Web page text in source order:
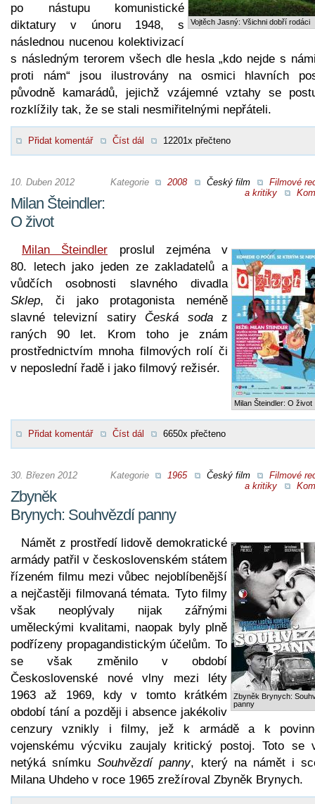
Vojtěch Jasný: Všichni dobří rodáci
po nástupu komunistické
diktatury v únoru 1948, s
následnou nucenou kolektivizací
s následným terorem všech dle hesla „kdo nejde s
proti nám“ jsou ilustrovány na osmici hlavních
původně kamarádů, jejichž vzájemné vztahy se
rozklížily tak, že se stali nesmiřitelnými nepřáteli.
Přidat komentář Číst dál 12201x přečteno
Kategorie 2008 Český film
Filmové
a kritiky
10. Duben 2012
Milan Šteindler:
O život
Milan Šteindler: O život
Milan Šteindler proslul zejména v
80. letech jako jeden ze zakladatelů a
vůdčích osobnosti slavného divadla
Sklep, či jako protagonista neméně
slavné televizní satiry Česká sodaz
raných 90 let. Krom toho je znám
prostřednictvím mnoha filmových rolí či
v neposlední řadě i jako filmový režisér.
Přidat komentář Číst dál 6650x přečteno
Kategorie 1965 Český film
Filmové
a kritiky
30. Březen 2012
Zbyněk
Brynych: Souhvězdí panny
Zbyněk Brynych:
panny
Námět z prostředí lidově demokratické
armády patřil v československém státem
řízeném filmu mezi vůbec nejoblíbenější
a nejčastěji filmovaná témata. Tyto filmy
však neoplývaly nijak zářnými
uměleckými kvalitami, naopak byly plně
podřízeny propagandistickým účelům. To
se však změnilo v období
Československé nové vlny mezi léty
1963 až 1969, kdy v tomto krátkém
období tání a později i absence jakékoliv
cenzury vznikly i filmy, jež k armádě a k
vojenskému výcviku zaujaly kritický postoj. Toto se
netýká snímkuSouhvězdí panny, který na námět i
Milana Uhdeho v roce 1965 zrežíroval Zbyněk Brynych.